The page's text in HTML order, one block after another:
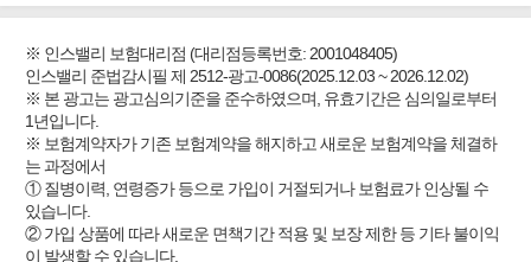
※ 인스밸리 보험대리점 (대리점등록번호: 2001048405)
인스밸리 준법감시필 제 2512-광고-0086(2025.12.03 ~ 2026.12.02)
※ 본 광고는 광고심의기준을 준수하였으며, 유효기간은 심의일로부터
1년입니다.
※ 보험계약자가 기존 보험계약을 해지하고 새로운 보험계약을 체결하
는 과정에서
① 질병이력, 연령증가 등으로 가입이 거절되거나 보험료가 인상될 수
있습니다.
② 가입 상품에 따라 새로운 면책기간 적용 및 보장 제한 등 기타 불이익
이 발생할 수 있습니다.